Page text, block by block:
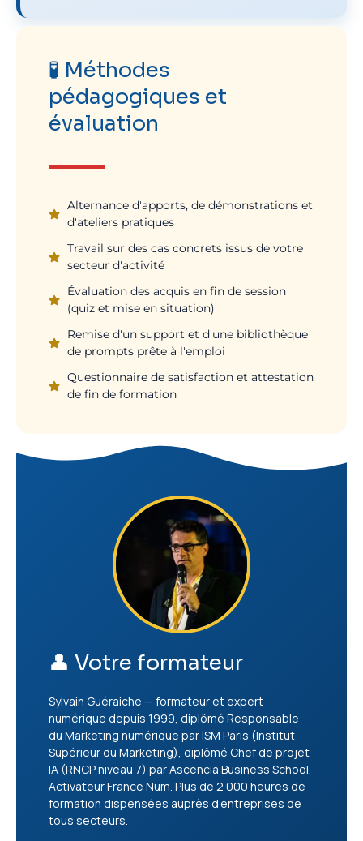
🧪 Méthodes
pédagogiques et
évaluation
Alternance d'apports, de démonstrations et
d'ateliers pratiques
Travail sur des cas concrets issus de votre
secteur d'activité
Évaluation des acquis en fin de session
(quiz et mise en situation)
Remise d'un support et d'une bibliothèque
de prompts prête à l'emploi
Questionnaire de satisfaction et attestation
de fin de formation
👤 Votre formateur
Sylvain Guéraiche — formateur et expert
numérique depuis 1999, diplômé Responsable
du Marketing numérique par ISM Paris (Institut
Supérieur du Marketing), diplômé Chef de projet
IA (RNCP niveau 7) par Ascencia Business School,
Activateur France Num. Plus de 2 000 heures de
formation dispensées auprès d’entreprises de
tous secteurs.